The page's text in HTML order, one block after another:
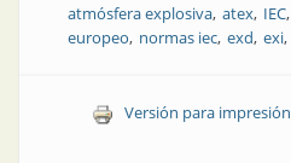
atmósfera explosiva atex IEC
europeo normas iec exd exi
Versión para impresión